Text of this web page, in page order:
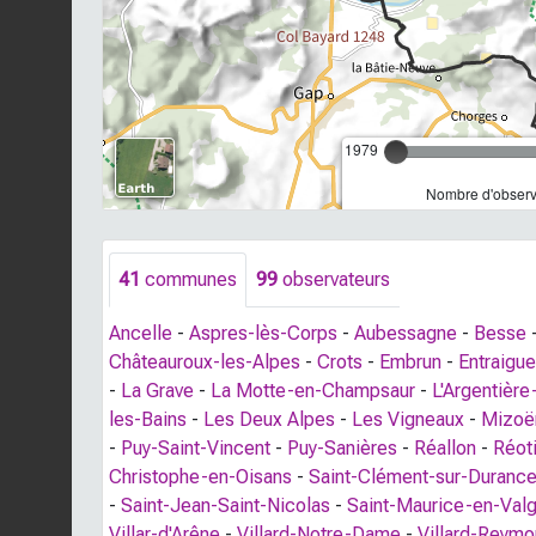
1979
Nombre
41 communes 99 observateurs
Ancelle - Aspres-lès-Corps - Aubessagne - Besse
Châteauroux-les-Alpes - Crots - Embrun -
- La Grave - La Motte-en-Champsaur -
les-Bains - Les Deux Alpes - Les Vigneaux -
- Puy-Saint-Vincent - Puy-Sanières - Réallon -
Christophe-en-Oisans - Saint-Clément-sur-Durance
- Saint-Jean-Saint-Nicolas - Saint-Maurice-en-